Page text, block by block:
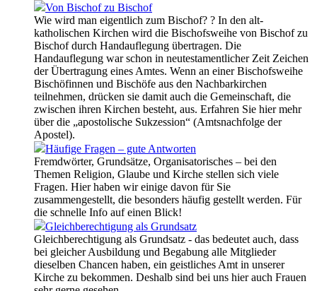
Von Bischof zu Bischof
Wie wird man eigentlich zum Bischof? ? In den alt-
katholischen Kirchen wird die Bischofsweihe von Bischof zu
Bischof durch Handauflegung übertragen. Die
Handauflegung war schon in neutestamentlicher Zeit Zeichen
der Übertragung eines Amtes. Wenn an einer Bischofsweihe
Bischöfinnen und Bischöfe aus den Nachbarkirchen
teilnehmen, drücken sie damit auch die Gemeinschaft, die
zwischen ihren Kirchen besteht, aus. Erfahren Sie hier mehr
über die „apostolische Sukzession“ (Amtsnachfolge der
Apostel).
Häufige Fragen – gute Antworten
Fremdwörter, Grundsätze, Organisatorisches – bei den
Themen Religion, Glaube und Kirche stellen sich viele
Fragen. Hier haben wir einige davon für Sie
zusammengestellt, die besonders häufig gestellt werden. Für
die schnelle Info auf einen Blick!
Gleichberechtigung als Grundsatz
Gleichberechtigung als Grundsatz - das bedeutet auch, dass
bei gleicher Ausbildung und Begabung alle Mitglieder
dieselben Chancen haben, ein geistliches Amt in unserer
Kirche zu bekommen. Deshalb sind bei uns hier auch Frauen